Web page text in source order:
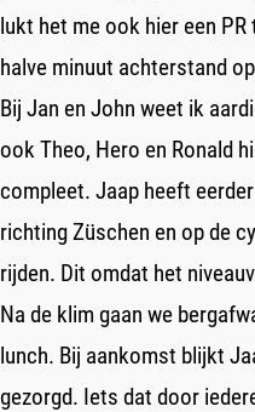
lukt het me ook hier een
halve minuut achterstand
Bij Jan en John weet ik
ook Theo, Hero en Ronald
compleet. Jaap heeft
richting Züschen en op de
rijden. Dit omdat het
Na de klim gaan we
lunch. Bij aankomst blijkt
gezorgd. Iets dat door